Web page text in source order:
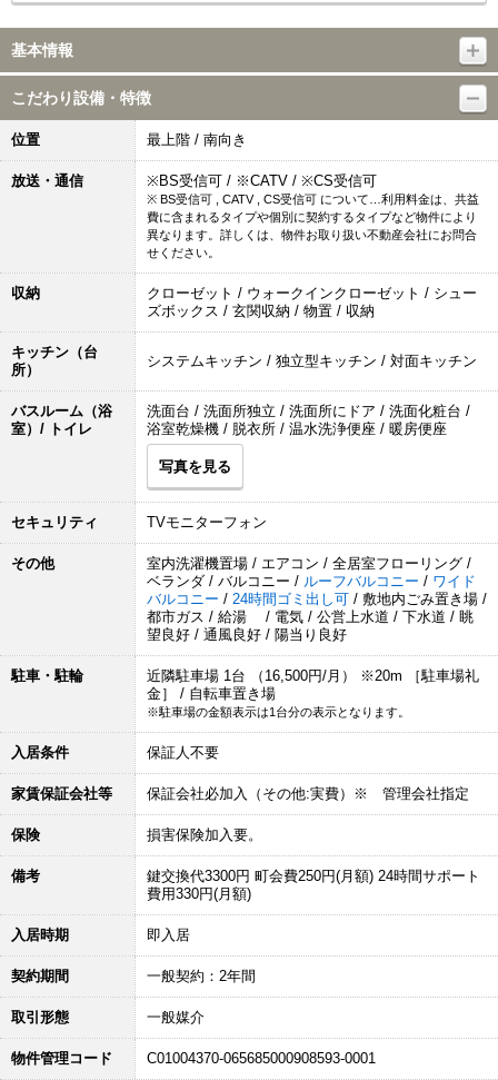
基本情報
こだわり設備・特徴
位置 最上階 / 南向き
放送・通信 ※BS受信可 / ※CATV / ※CS受信可
※ BS受信可 , CATV , CS受信可 について…利用料金は、共益
費に含まれるタイプや個別に契約するタイプなど物件により
異なります。詳しくは、物件お取り扱い不動産会社にお問合
せください。
収納
クローゼット / ウォークインクローゼット / シュー
ズボックス / 玄関収納 / 物置 / 収納
キッチン（台
所）
システムキッチン / 独立型キッチン / 対面キッチン
バスルーム（浴
室）/ トイレ
洗面台 / 洗面所独立 / 洗面所にドア / 洗面化粧台 /
浴室乾燥機 / 脱衣所 / 温水洗浄便座 / 暖房便座
写真を見る
セキュリティ TVモニターフォン
その他
室内洗濯機置場 / エアコン / 全居室フローリング /
ベランダ / バルコニー / ルーフバルコニー / ワイド
バルコニー / 24時間ゴミ出し可 / 敷地内ごみ置き場 /
都市ガス / 給湯 / 電気 / 公営上水道 / 下水道 / 眺
望良好 / 通風良好 / 陽当り良好
駐車・駐輪
近隣駐車場 1台 （16,500円/月） ※20m ［駐車場礼
金］ / 自転車置き場
※駐車場の金額表示は1台分の表示となります。
入居条件 保証人不要
家賃保証会社等 保証会社必加入（その他:実費）※ 管理会社指定
保険 損害保険加入要。
備考
鍵交換代3300円 町会費250円(月額) 24時間サポート
費用330円(月額)
入居時期 即入居
契約期間 一般契約：2年間
取引形態 一般媒介
物件管理コード C01004370-065685000908593-0001